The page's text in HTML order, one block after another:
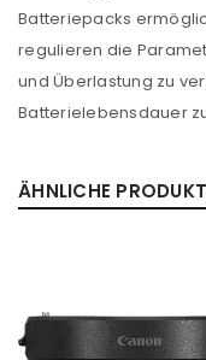
Batteriepacks
regulieren die
und Überlastung zu
Batterielebensdauer
ÄHNLICHE